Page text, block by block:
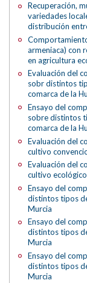
Recuperación,
variedades
distribución
armeniaca) con
en agricultura
Evaluación del
sobr distintos
comarca de la
Ensayo del
sobre distintos
comarca de la
Evaluación del
cultivo
Evaluación del
cultivo
Ensayo del
distintos tipos
Murcia
Ensayo del
distintos tipos
Murcia
Ensayo del
distintos tipos
Murcia